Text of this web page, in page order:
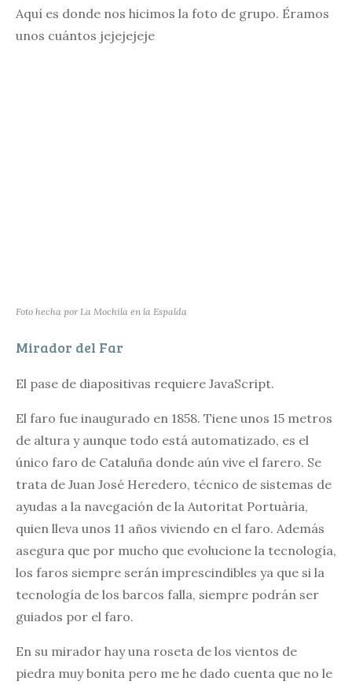
Aquí es donde nos hicimos la foto de grupo. Éramos
unos cuántos jejejejeje
Foto hecha por La Mochila en la Espalda
Mirador del Far
El pase de diapositivas requiere JavaScript.
El faro fue inaugurado en 1858. Tiene unos 15 metros
de altura y aunque todo está automatizado, es el
único faro de Cataluña donde aún vive el farero. Se
trata de Juan José Heredero, técnico de sistemas de
ayudas a la navegación de la Autoritat Portuària,
quien lleva unos 11 años viviendo en el faro. Además
asegura que por mucho que evolucione la tecnología,
los faros siempre serán imprescindibles ya que si la
tecnología de los barcos falla, siempre podrán ser
guiados por el faro.
En su mirador hay una roseta de los vientos de
piedra muy bonita pero me he dado cuenta que no le